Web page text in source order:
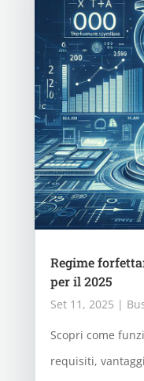
Regime
per il 2025
Set 11, 2025 |
Scopri come
requisiti,